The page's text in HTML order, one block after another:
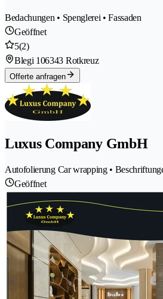
Bedachungen • Spenglerei • Fassaden
Geöffnet
5(2)
Blegi 106343 Rotkreuz
Offerte anfragen
Luxus Company GmbH
Autofolierung Car wrapping •
Geöffnet